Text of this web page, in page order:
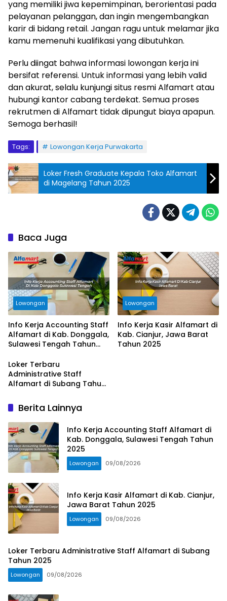
yang memiliki jiwa kepemimpinan, berorientasi pada
pelayanan pelanggan, dan ingin mengembangkan
karir di bidang retail. Jangan ragu untuk melamar jika
kamu memenuhi kualifikasi yang dibutuhkan.
Perlu diingat bahwa informasi lowongan kerja ini
bersifat referensi. Untuk informasi yang lebih valid
dan akurat, selalu kunjungi situs resmi Alfamart atau
hubungi kantor cabang terdekat. Semua proses
rekrutmen di Alfamart tidak dipungut biaya apapun.
Semoga berhasil!
Tags: Lowongan Kerja Purwakarta
Loker Fresh Graduate Kepala Toko Alfamart
di Magelang Tahun 2025
Baca Juga
Lowongan
Info Kerja Accounting Staff
Alfamart di Kab. Donggala,
Sulawesi Tengah Tahun
Lowongan
Info Kerja Kasir Alfamart di
Kab. Cianjur, Jawa Barat
Tahun 2025
Loker Terbaru
Administrative Staff
Alfamart di Subang Tahun
Berita Lainnya
Info Kerja Accounting Staff Alfamart di
Kab. Donggala, Sulawesi Tengah Tahun
2025
Lowongan 09/08/2026
Info Kerja Kasir Alfamart di Kab. Cianjur,
Jawa Barat Tahun 2025
Lowongan 09/08/2026
Loker Terbaru Administrative Staff Alfamart di Subang
Tahun 2025
Lowongan 09/08/2026